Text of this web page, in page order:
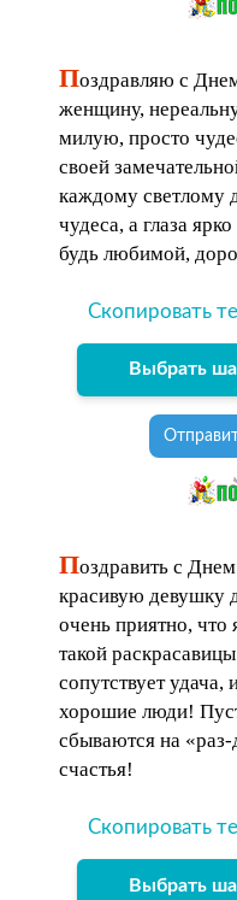
Поздравляю с
женщину,
милую, просто
своей
каждому светлому
чудеса, а глаза
будь любимой,
Скопировать
Выбрать
Поздравить с
красивую девушку
очень приятно, что
такой
сопутствует удача,
хорошие люди!
сбываются на
счастья!
Скопировать
Выбрать